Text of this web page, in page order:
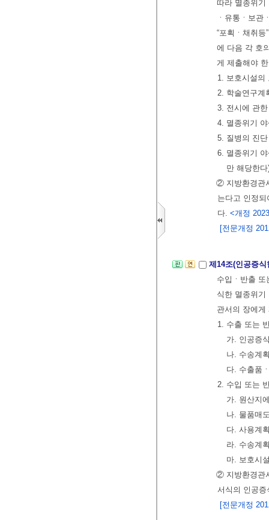
따라 멸종위기
ㆍ유통ㆍ보
“포획ㆍ채취
에 다음 각 호
게 제출해야
1. 보호시설의
2. 학술연구계
3. 전시에 관
4. 멸종위기
5. 질병의 진
6. 멸종위기
만 해당한다
② 지방환경관
는다고 인정
다. <개정
[전문개정
제14조(인공증
수입ㆍ반출 또
식한 멸종위
관서의 장에게
1. 수출 또는
가. 인공증
나. 수송계
다. 수출품
2. 수입 또는
가. 원산지
나. 물품매
다. 사용계
라. 수송계
마. 보호시
② 지방환경관
서식의 인공
[전문개정